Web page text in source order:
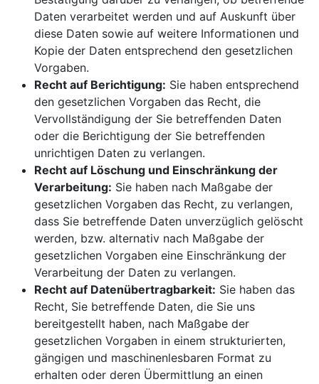
Daten verarbeitet werden und auf Auskunft über
diese Daten sowie auf weitere Informationen und
Kopie der Daten entsprechend den gesetzlichen
Vorgaben.
Recht auf Berichtigung: Sie haben entsprechend
den gesetzlichen Vorgaben das Recht, die
Vervollständigung der Sie betreffenden Daten
oder die Berichtigung der Sie betreffenden
unrichtigen Daten zu verlangen.
Recht auf Löschung und Einschränkung der
Verarbeitung: Sie haben nach Maßgabe der
gesetzlichen Vorgaben das Recht, zu verlangen,
dass Sie betreffende Daten unverzüglich gelöscht
werden, bzw. alternativ nach Maßgabe der
gesetzlichen Vorgaben eine Einschränkung der
Verarbeitung der Daten zu verlangen.
Recht auf Datenübertragbarkeit: Sie haben das
Recht, Sie betreffende Daten, die Sie uns
bereitgestellt haben, nach Maßgabe der
gesetzlichen Vorgaben in einem strukturierten,
gängigen und maschinenlesbaren Format zu
erhalten oder deren Übermittlung an einen